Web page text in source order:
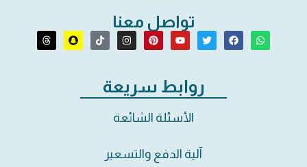
تواصل معنا
روابط سريعة
الأسئلة الشائعة
آلية الدفع والتسعير